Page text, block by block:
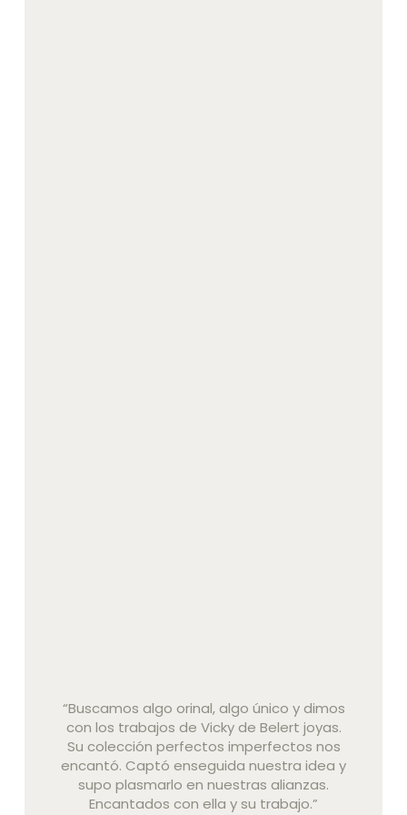
“Buscamos algo orinal, algo único y dimos
con los trabajos de Vicky de Belert joyas.
Su colección perfectos imperfectos nos
encantó. Captó enseguida nuestra idea y
supo plasmarlo en nuestras alianzas.
Encantados con ella y su trabajo.”